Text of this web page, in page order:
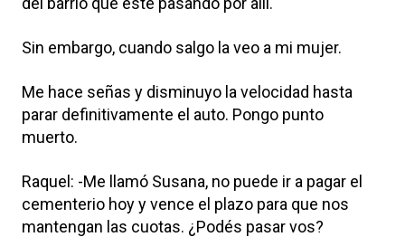
Sin embargo, cuando salgo la veo a mi mujer.
Me hace señas y disminuyo la velocidad hasta
parar definitivamente el auto. Pongo punto
muerto.
Raquel: -Me llamó Susana, no puede ir a pagar el
cementerio hoy y vence el plazo para que nos
mantengan las cuotas. ¿Podés pasar vos?